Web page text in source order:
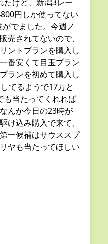
円しか使ってない
でました。今週ノ
売されてないので、
ントプランを購入し
番安くて目玉プラン
ランを初めて購入し
てるようで17万と
も当たってくれれば
んか今日の23時が
け込み購入で来て、
一候補はサウススプ
ヤも当たってほしい